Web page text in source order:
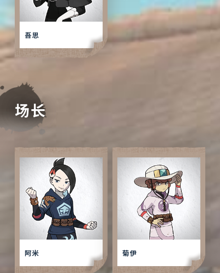
吾思
场长
阿米 菊伊